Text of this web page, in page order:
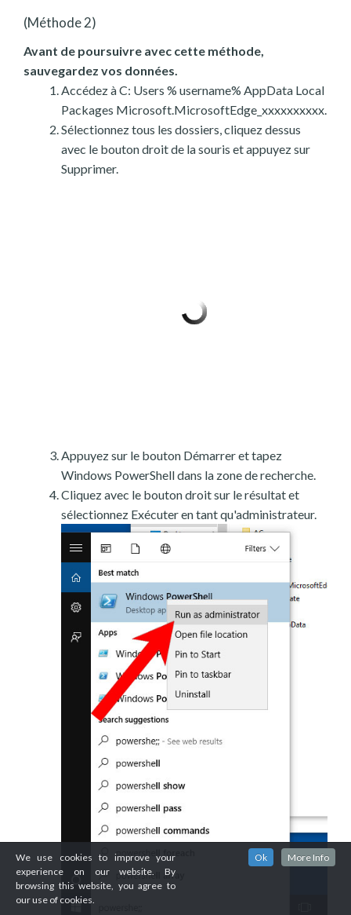
(Méthode 2)
Avant de poursuivre avec cette méthode,
sauvegardez vos données.
Accédez à C: Users % username% AppData Local
Packages Microsoft.MicrosoftEdge_xxxxxxxxxx.
Sélectionnez tous les dossiers, cliquez dessus
avec le bouton droit de la souris et appuyez sur
Supprimer.
Appuyez sur le bouton Démarrer et tapez
Windows PowerShell dans la zone de recherche.
Cliquez avec le bouton droit sur le résultat et
sélectionnez Exécuter en tant qu'administrateur.
We use cookies to improve your
experience on our website. By
browsing this website, you agree to
our use of cookies.
Ok More Info